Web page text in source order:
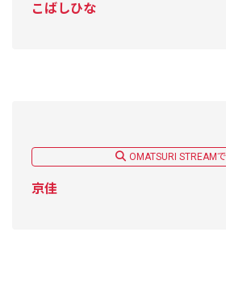
こばしひな
OMATSURI STREAM
京佳